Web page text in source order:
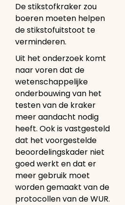
De stikstofkraker zou
boeren moeten helpen
de stikstofuitstoot te
verminderen.
Uit het onderzoek komt
naar voren dat de
wetenschappelijke
onderbouwing van het
testen van de kraker
meer aandacht nodig
heeft. Ook is vastgesteld
dat het voorgestelde
beoordelingskader niet
goed werkt en dat er
meer gebruik moet
worden gemaakt van de
protocollen van de WUR.